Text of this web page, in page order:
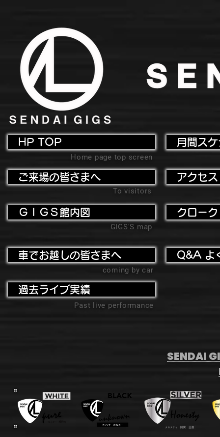
HP TOP
Home page top screen
ご来場の皆さまへ
To visitors
ＧＩＧＳ館内図
GIGS'S map
月間ス
アクセ
クローク
車でお越しの皆さまへ
coming by car
過去ライブ実績
Past live performance
Q&A よ
SENDAI